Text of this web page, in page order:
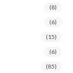
(8)
(6)
(15)
(6)
(85)